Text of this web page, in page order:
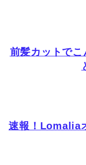
前髪カットでこ
速報！Lomalia